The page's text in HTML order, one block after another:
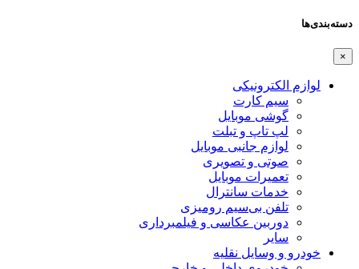
دسته‌بندی‌ها
×
لوازم الکترونیکی
سیم کارت
گوشی موبایل
لپ تاپ و تبلت
لوازم جانبی موبایل
صوتی و تصویری
تعمیرات موبایل
خدمات سانترال
تلفن بی‌سیم رومیزی
دوربین عکاسی و فیلمبرداری
سایر
خودرو و وسایل نقلیه